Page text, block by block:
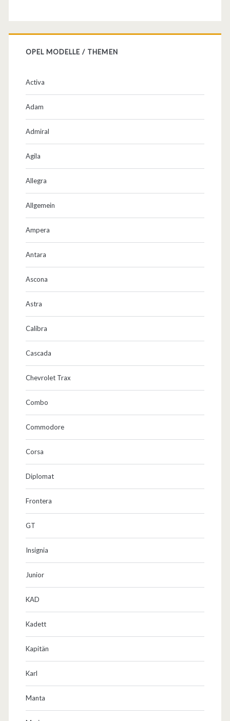
u
n
OPEL MODELLE / THEMEN
Activa
Adam
Admiral
Agila
Allegra
Allgemein
Ampera
Antara
Ascona
Astra
Calibra
Cascada
Chevrolet Trax
Combo
Commodore
Corsa
Diplomat
Frontera
GT
Insignia
Junior
KAD
Kadett
Kapitän
Karl
Manta